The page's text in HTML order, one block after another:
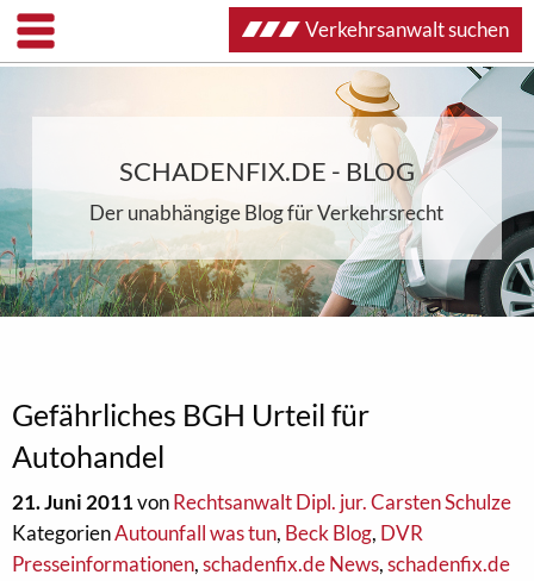
SCHADENFIX.DE - BLOG
Der unabhängige Blog für Verkehrsrecht
Gefährliches BGH Urteil für
Autohandel
21. Juni 2011vonRechtsanwalt Dipl. jur. Carsten Schulze
KategorienAutounfall was tun, Beck Blog, DVR
Presseinformationen,schadenfix.de News,schadenfix.de
Verkehrsanwalt suchen